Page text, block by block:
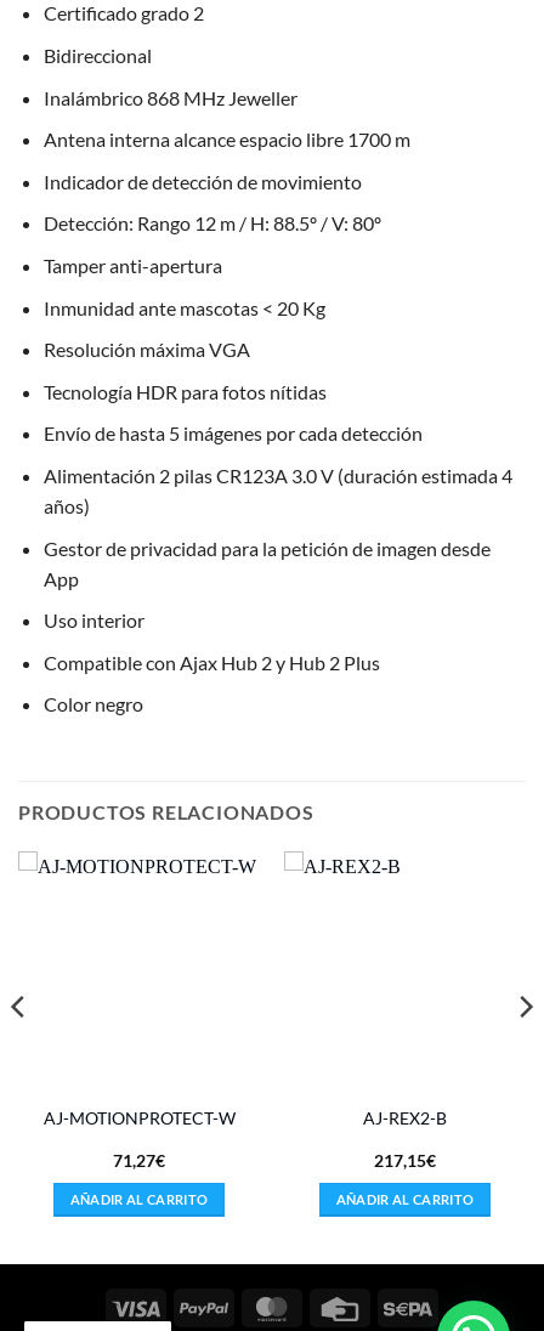
Certificado grado 2
Bidireccional
Inalámbrico 868 MHz Jeweller
Antena interna alcance espacio libre 1700 m
Indicador de detección de movimiento
Detección: Rango 12 m / H: 88.5º / V: 80º
Tamper anti-apertura
Inmunidad ante mascotas < 20 Kg
Resolución máxima VGA
Tecnología HDR para fotos nítidas
Envío de hasta 5 imágenes por cada detección
Alimentación 2 pilas CR123A 3.0 V (duración estimada 4
años)
Gestor de privacidad para la petición de imagen desde
App
Uso interior
Compatible con Ajax Hub 2 y Hub 2 Plus
Color negro
PRODUCTOS RELACIONADOS
AJ-MOTIONPROTECT-W
71,27€
AÑADIR AL CARRITO
AJ-REX2-B
217,15€
AÑADIR AL CARRITO
Visa PayPal MasterCardCredit
Sepa